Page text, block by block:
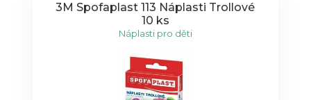
3M Spofaplast 113 Náplasti Trollové
10 ks
Náplasti pro děti